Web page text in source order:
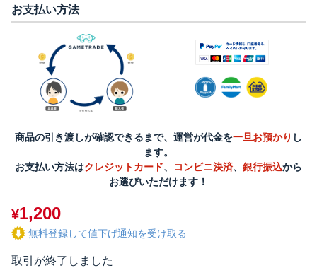
お支払い方法
商品の引き渡しが確認できるまで、運営が代金を一旦お預かり し
ます。
お支払い方法はクレジットカード、 コンビニ決済、 銀行振込から
お選びいただけます！
¥1,200
無料登録して値下げ通知を受け取る
取引が終了しました